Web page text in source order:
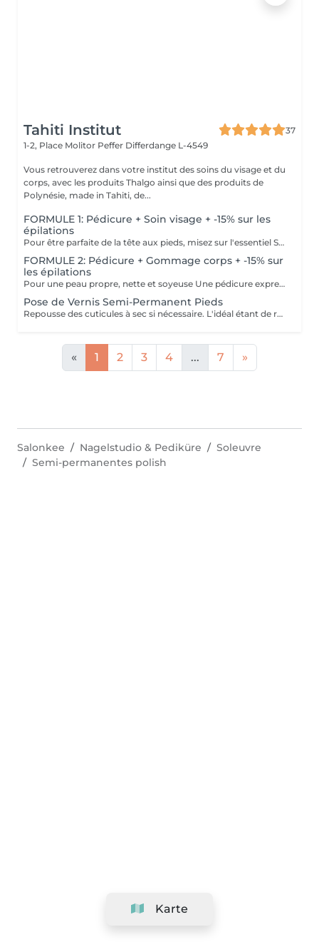
Tahiti Institut
37
1-2, Place Molitor Peffer Differdange L-4549
Vous retrouverez dans votre institut des soins du visage et du
corps, avec les produits Thalgo ainsi que des produits de
Polynésie, made in Tahiti, de...
FORMULE 1: Pédicure + Soin visage + -15% sur les
épilations
Pour être parfaite de la tête aux pieds, misez sur l'essentiel Soin du visage Bora Bora ( gommage et massage à l'huile de coco) Une pédicure express au choix rape ou trempage + Coupe et limage des ongles -15 % Sur toutes vos épilations ( à rajouter à votre RDV) Pour plus de précision, n'hésitez pas whatsapp, SMS ou appel au 661 555 858
FORMULE 2: Pédicure + Gommage corps + -15% sur
les épilations
Pour une peau propre, nette et soyeuse Une pédicure express au choix rape ou trempage + Coupe et limage des ongles Un gommage du corps (Monoï ou coco) parfait pour préparer la peau au bronzage -15 % Sur toutes vos épilations ( à rajouter à votre RDV) Pour plus de précision, n'hésitez pas whatsapp, SMS ou appel au 661 555 858
Pose de Vernis Semi-Permanent Pieds
Repousse des cuticules à sec si nécessaire. L'idéal étant de réaliser une pédicure au préalable. Pose sur vos ongles naturels, sans technique de rallongement. Si vous portez actuellement du gel, de la résine, un renfort/gainage, n'oubliez pas de sélectionner la dépose.
« 1 2 3 4 ... 7 »
Karte
Salonkee Nagelstudio & Pediküre
Soleuvre
Semi-permanentes polish